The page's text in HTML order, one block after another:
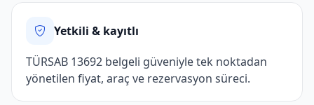
Yetkili & kayıtlı
TÜRSAB 13692 belgeli güveniyle tek noktadan
yönetilen fiyat, araç ve rezervasyon süreci.